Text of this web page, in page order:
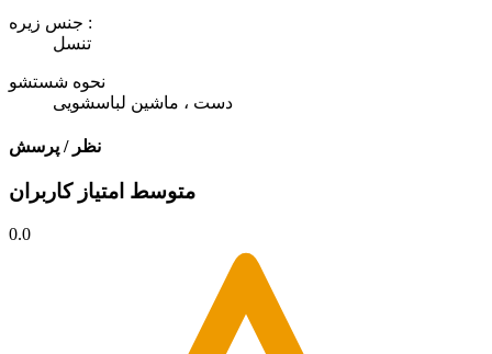
جنس زیره :
تنسل
نحوه شستشو
دست ، ماشین لباسشویی
نظر / پرسش
متوسط امتیاز کاربران
0.0